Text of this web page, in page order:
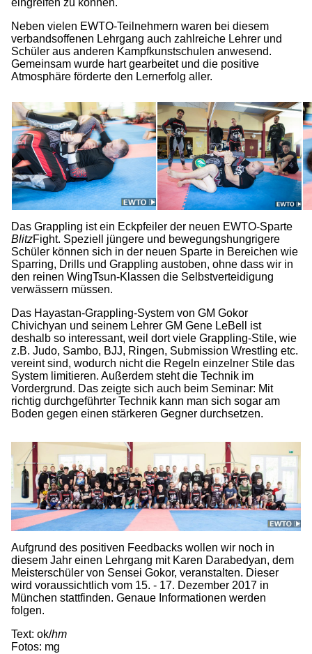
eingreifen zu können.
Neben vielen EWTO-Teilnehmern waren bei diesem
verbandsoffenen Lehrgang auch zahlreiche Lehrer und
Schüler aus anderen Kampfkunstschulen anwesend.
Gemeinsam wurde hart gearbeitet und die positive
Atmosphäre förderte den Lernerfolg aller.
Das Grappling ist ein Eckpfeiler der neuen EWTO-Sparte
BlitzFight. Speziell jüngere und bewegungshungrigere
Schüler können sich in der neuen Sparte in Bereichen wie
Sparring, Drills und Grappling austoben, ohne dass wir in
den reinen WingTsun-Klassen die Selbstverteidigung
verwässern müssen.
Das Hayastan-Grappling-System von GM Gokor
Chivichyan und seinem Lehrer GM Gene LeBell ist
deshalb so interessant, weil dort viele Grappling-Stile, wie
z.B. Judo, Sambo, BJJ, Ringen, Submission Wrestling etc.
vereint sind, wodurch nicht die Regeln einzelner Stile das
System limitieren. Außerdem steht die Technik im
Vordergrund. Das zeigte sich auch beim Seminar: Mit
richtig durchgeführter Technik kann man sich sogar am
Boden gegen einen stärkeren Gegner durchsetzen.
Aufgrund des positiven Feedbacks wollen wir noch in
diesem Jahr einen Lehrgang mit Karen Darabedyan, dem
Meisterschüler von Sensei Gokor, veranstalten. Dieser
wird voraussichtlich vom 15. - 17. Dezember 2017 in
München stattfinden. Genaue Informationen werden
folgen.
Text: ok/hm
Fotos: mg